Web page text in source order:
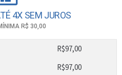
4X SEM JUROS
R$ 30,00
R$97,00
R$97,00